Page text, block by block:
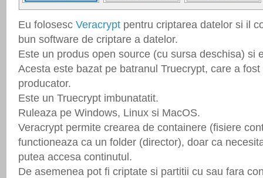
Eu folosesc Veracrypt pentru criptarea datelor si il
bun software de criptare a datelor.
Este un produs open source (cu sursa deschisa) si
Acesta este bazat pe batranul Truecrypt, care a
producator.
Este un Truecrypt imbunatatit.
Ruleaza pe Windows, Linux si MacOS.
Veracrypt permite crearea de containere (fisiere
functioneaza ca un folder (director), doar ca
putea accesa continutul.
De asemenea pot fi criptate si partitii cu sau fara